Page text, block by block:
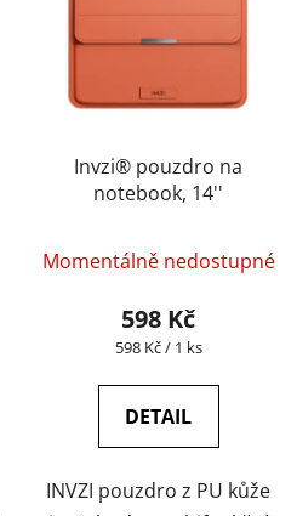
Invzi® pouzdro na
notebook, 14''
Momentálně nedostupné
598 Kč
Měrná
598 Kč / 1 ks
DETAIL
INVZI pouzdro z PU kůže